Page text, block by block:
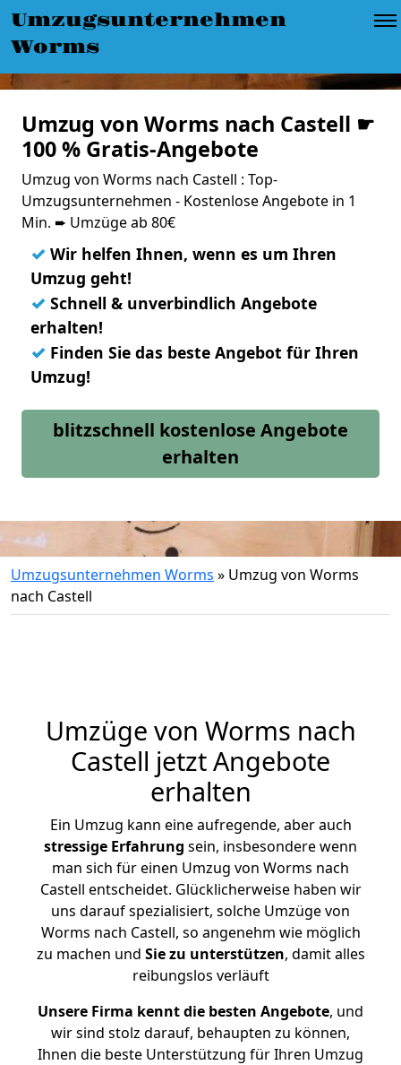
Umzugsunternehmen
Worms
Umzug von Worms nach Castell ☛
100 % Gratis-Angebote
Umzug von Worms nach Castell : Top-
Umzugsunternehmen - Kostenlose Angebote in 1
Min. ➨ Umzüge ab 80€
✓ Wir helfen Ihnen, wenn es um Ihren
Umzug geht!
✓ Schnell & unverbindlich Angebote
erhalten!
✓ Finden Sie das beste Angebot für Ihren
Umzug!
blitzschnell kostenlose Angebote
erhalten
Umzugsunternehmen Worms » Umzug von Worms
nach Castell
Umzüge von Worms nach
Castell jetzt Angebote
erhalten
Ein Umzug kann eine aufregende, aber auch
stressige Erfahrung sein, insbesondere wenn
man sich für einen Umzug von Worms nach
Castell entscheidet. Glücklicherweise haben wir
uns darauf spezialisiert, solche Umzüge von
Worms nach Castell, so angenehm wie möglich
zu machen und Sie zu unterstützen, damit alles
reibungslos verläuft
Unsere Firma kennt die besten Angebote, und
wir sind stolz darauf, behaupten zu können,
Ihnen die beste Unterstützung für Ihren Umzug